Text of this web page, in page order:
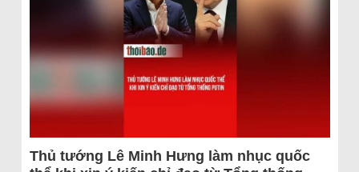
Thủ tướng Lê Minh Hưng làm nhục quốc